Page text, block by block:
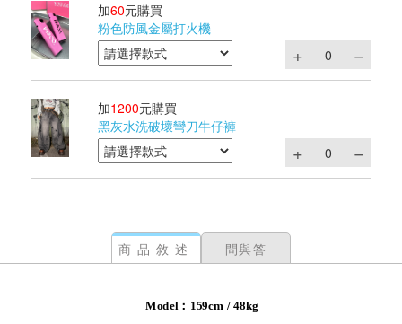
加60元購買
粉色防風金屬打火機
加1200元購買
黑灰水洗破壞彎刀牛仔褲
商品敘述 問與答